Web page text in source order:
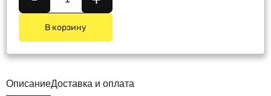
В корзину
ОписаниеДоставка и оплата